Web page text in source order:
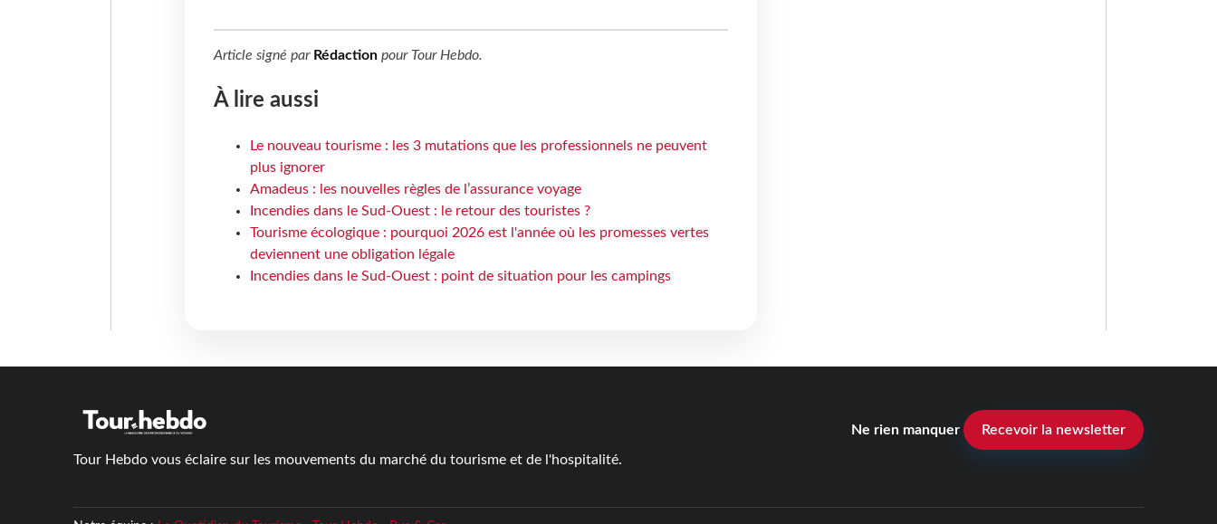
Article signé par Rédactionpour Tour Hebdo.
À lire aussi
Le nouveau tourisme : les 3 mutations que les professionnels ne peuvent
plus ignorer
Amadeus : les nouvelles règles de l’assurance voyage
Incendies dans le Sud-Ouest : le retour des touristes ?
Tourisme écologique : pourquoi 2026 est l'année où les promesses vertes
deviennent une obligation légale
Incendies dans le Sud-Ouest : point de situation pour les campings
Tour Hebdo vous éclaire sur les mouvements du marché du tourisme et de l'hospitalité.
Ne rien manquer Recevoir la newsletter